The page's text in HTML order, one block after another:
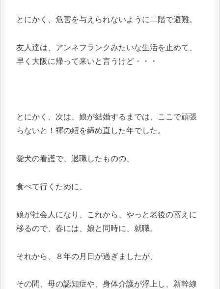
とにかく、危害を与えられないように二階で避難。
友人達は、アンネフランクみたいな生活を止めて、
早く大阪に帰って来いと言うけど・・・
とにかく、次は、娘が結婚するまでは、ここで頑張
らないと！褌の紐を締め直した年でした。
愛犬の看護で、退職したものの、
食べて行くために、
娘が社会人になり、これから、やっと老後の蓄えに
移るので、春には、娘と同時に、就職。
それから、８年の月日が過ぎましたが、
その間、母の認知症や、身体介護が浮上し、新幹線